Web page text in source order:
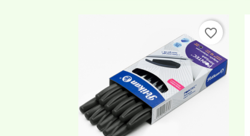
favorite_border